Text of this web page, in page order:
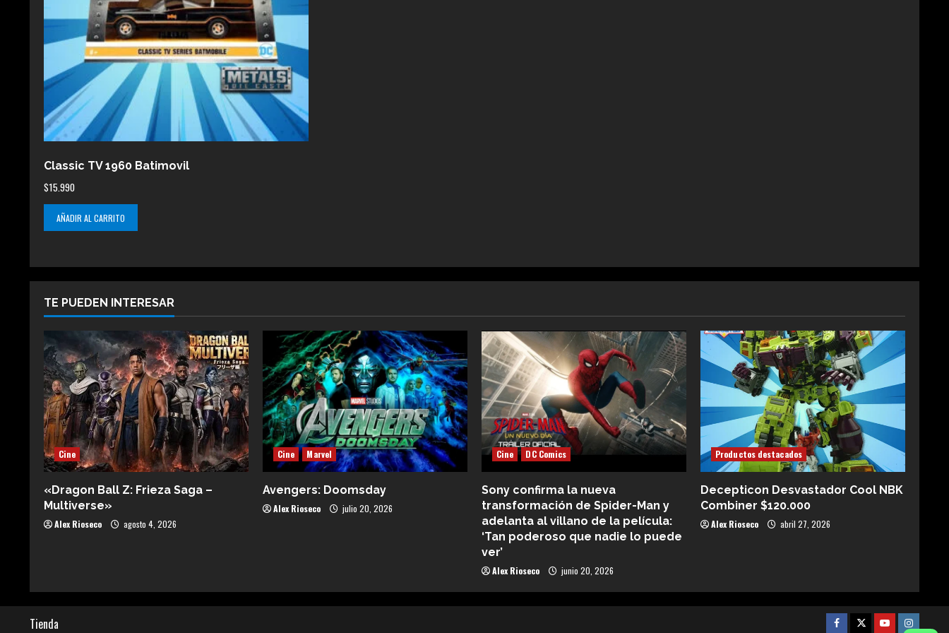
Classic TV 1960 Batimovil
$15.990
AÑADIR AL CARRITO
TE PUEDEN INTERESAR
Cine
«Dragon Ball Z: Frieza Saga –
Multiverse»
Alex Rioseco agosto 4, 2026
Cine Marvel
Avengers: Doomsday
Alex Rioseco julio 20, 2026
Cine DC Comics
Sony confirma la nueva
transformación de Spider-Man y
adelanta al villano de la película:
‘Tan poderoso que nadie lo puede
ver’
Alex Rioseco junio 20, 2026
Productos destacados
Decepticon Desvastador Cool NBK
Combiner $120.000
Alex Rioseco abril 27, 2026
Tienda Facebook
TwitterYoutube